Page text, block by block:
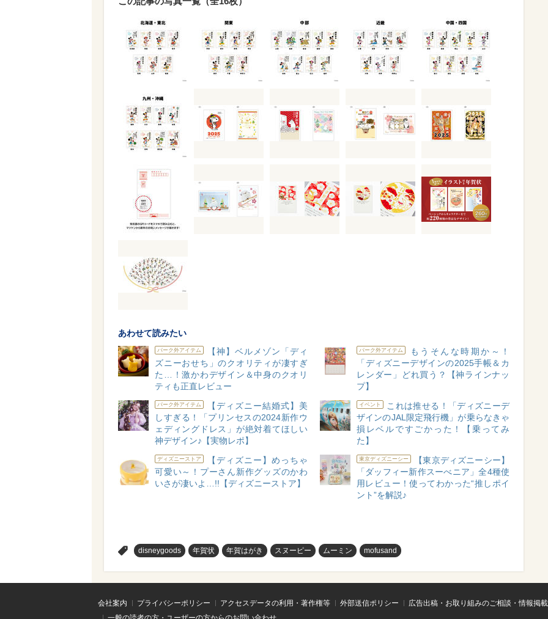
あわせて読みたい
パーク外アイテム
【神】ベルメゾン「ディ
ズニーおせち」のクオリティが凄すぎ
た…！激かわデザイン＆中身のクオリ
ティも正直レビュー
パーク外アイテム
もうそんな時期か～！
「ディズニーデザインの2025手帳＆カ
レンダー」どれ買う？【神ラインナッ
プ】
パーク外アイテム
【ディズニー結婚式】美
しすぎる！「プリンセスの2024新作ウ
ェディングドレス」が絶対着てほしい
神デザイン♪【実物レポ】
イベント
これは推せる！「ディズニーデ
ザインのJAL限定飛行機」が乗らなきゃ
損レベルですごかった！【乗ってみ
た】
ディズニーストア
【ディズニー】めっちゃ
可愛い～！プーさん新作グッズのかわ
いさが凄いよ…!!【ディズニーストア】
東京ディズニーシー
【東京ディズニーシー】
「ダッフィー新作スーべニア」全4種使
用レビュー！使ってわかった“推しポイ
ント”を解説♪
disneygoods 年賀状 年賀はがき スヌーピー ムーミン mofusand
会社案内 プライバシーポリシー アクセスデータの利用・著作権等 外部送信ポリシー
広告出稿・お取り組みのご相談・情報掲